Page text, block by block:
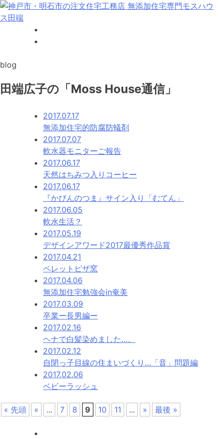
Skip
to
blog
田端広子の「Moss House通信」
2017.07.17
無添加住宅的防腐防蟻剤
2017.07.07
軟水器モニターご報告
2017.06.17
天然はちみつ入りコーヒー
2017.06.17
『かびんのつま』サイン入り「むてん」
2017.06.05
軟水生活？
2017.05.19
デザインアワード2017最優秀作品賞
2017.04.21
ペレットピザ窯
2017.04.06
無添加住宅勉強会in奄美
2017.03.09
卒業ー長男編ー
2017.02.16
ヘナで白髪染めました…。
2017.02.12
自閉っ子目線の住まいづくり…「音」問題編
2017.02.06
ベビーラッシュ
« 先頭 « ... 7 8 9 10 11 ... » 最後 »